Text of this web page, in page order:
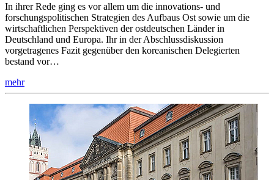
In ihrer Rede ging es vor allem um die innovations- und
forschungspolitischen Strategien des Aufbaus Ost sowie um die
wirtschaftlichen Perspektiven der ostdeutschen Länder in
Deutschland und Europa. Ihr in der Abschlussdiskussion
vorgetragenes Fazit gegenüber den koreanischen Delegierten
bestand vor…
mehr